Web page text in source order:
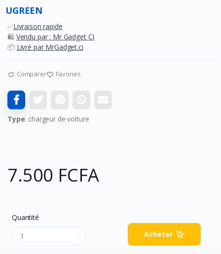
UGREEN
✅Livraison rapide
🛍️ Vendu par : Mr Gadget CI
📦 Livré par MrGadget.ci
Comparer Favories
Type: chargeur de voiture
7.500 FCFA
Quantité
Acheter